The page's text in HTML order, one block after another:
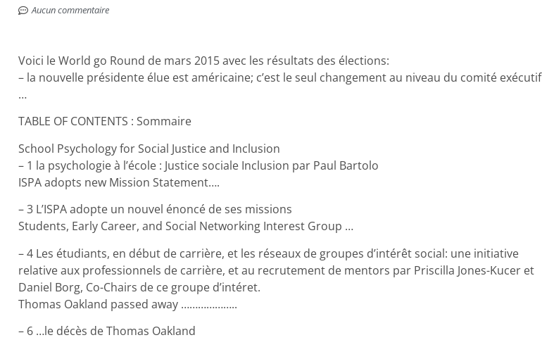
Aucun commentaire
Voici le World go Round de mars 2015 avec les résultats des élections:
– la nouvelle présidente élue est américaine; c’est le seul changement au niveau du comité exécutif
…
TABLE OF CONTENTS : Sommaire
School Psychology for Social Justice and Inclusion
– 1 la psychologie à l’école : Justice sociale Inclusion par Paul Bartolo
ISPA adopts new Mission Statement….
– 3 L’ISPA adopte un nouvel énoncé de ses missions
Students, Early Career, and Social Networking Interest Group …
– 4 Les étudiants, en début de carrière, et les réseaux de groupes d’intérêt social: une initiative
relative aux professionnels de carrière, et au recrutement de mentors par Priscilla Jones-Kucer et
Daniel Borg, Co-Chairs de ce groupe d’intéret.
Thomas Oakland passed away ………………..
– 6 …le décès de Thomas Oakland